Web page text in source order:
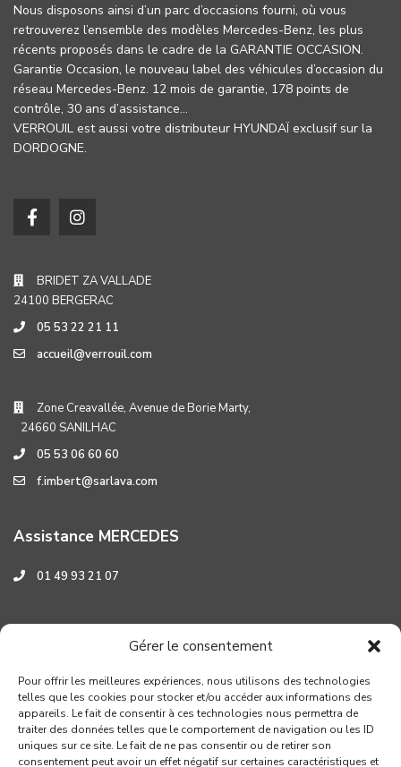
Gérer le consentement
Pour offrir les meilleures expériences, nous utilisons des technologies
telles que les cookies pour stocker et/ou accéder aux informations des
appareils. Le fait de consentir à ces technologies nous permettra de
traiter des données telles que le comportement de navigation ou les ID
uniques sur ce site. Le fait de ne pas consentir ou de retirer son
consentement peut avoir un effet négatif sur certaines caractéristiques et
Nous disposons ainsi d’un parc d’occasions fourni, où vous
retrouverez l’ensemble des modèles Mercedes-Benz, les plus
récents proposés dans le cadre de la GARANTIE OCCASION.
Garantie Occasion, le nouveau label des véhicules d’occasion du
réseau Mercedes-Benz. 12 mois de garantie, 178 points de
contrôle, 30 ans d’assistance…
VERROUIL est aussi votre distributeur HYUNDAÏ exclusif sur la
DORDOGNE.
BRIDET ZA VALLADE
24100 BERGERAC
05 53 22 21 11
accueil@verrouil.com
Zone Creavallée, Avenue de Borie Marty,
24660 SANILHAC
05 53 06 60 60
f.imbert@sarlava.com
Assistance MERCEDES
01 49 93 21 07